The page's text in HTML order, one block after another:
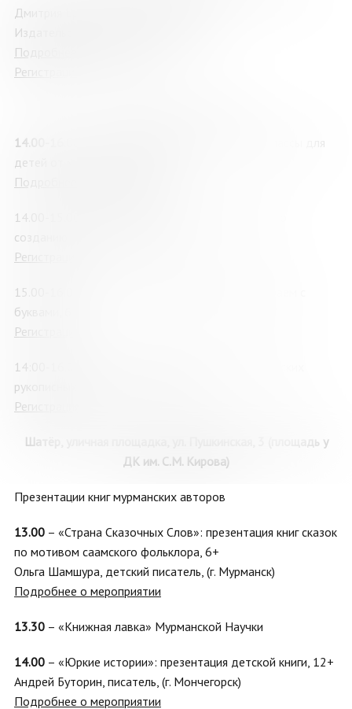
Дмитрия Ермолаева (г. Мурманск), 12+
Издательство «Паулсен» (г. Москва)
Подробнее о мероприятии
Регистрация
14.00-16.00
детей от мурманских библиотек
Подробнее о мероприятии
14.00-15.00 «Звериная история»: мастер-класс по
созданию веселого рассказа, 7+
Регистрация
15.00-16.00 «Веселый английский алфавит»: играем с
буквами, 6+
Регистрация
14:00-16.00 «Мои места родные»: выставка детских
рукописных книг из фонда музея, 6+
Регистрация
Шатёр, уличная площадка, ул. Пушкинская, 3 (площадь у
ДК им. С.М. Кирова)
Презентации книг мурманских авторов
13.00 – «Страна Сказочных Слов»: презентация книг сказок
по мотивом саамского фольклора, 6+
Ольга Шамшура, детский писатель, (г. Мурманск)
Подробнее о мероприятии
13.30 – «Книжная лавка» Мурманской Научки
14.00 – «Юркие истории»: презентация детской книги, 12+
Андрей Буторин, писатель, (г. Мончегорск)
Подробнее о мероприятии